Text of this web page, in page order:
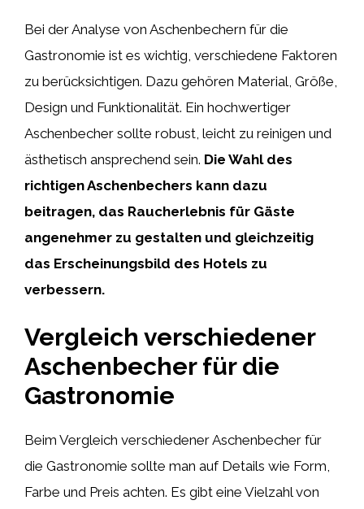
Bei der Analyse von Aschenbechern für die
Gastronomie ist es wichtig, verschiedene Faktoren
zu berücksichtigen. Dazu gehören Material, Größe,
Design und Funktionalität. Ein hochwertiger
Aschenbecher sollte robust, leicht zu reinigen und
ästhetisch ansprechend sein. Die Wahl des
richtigen Aschenbechers kann dazu
beitragen, das Raucherlebnis für Gäste
angenehmer zu gestalten und gleichzeitig
das Erscheinungsbild des Hotels zu
verbessern.
Vergleich verschiedener
Aschenbecher für die
Gastronomie
Beim Vergleich verschiedener Aschenbecher für
die Gastronomie sollte man auf Details wie Form,
Farbe und Preis achten. Es gibt eine Vielzahl von